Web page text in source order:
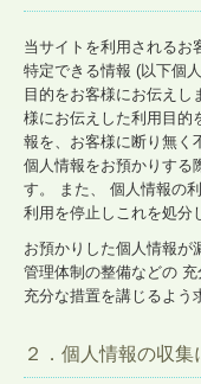
施工事例
イベント・
よくある質
お問合わせ
当サイトを利用されるお
特定できる情報 (以下個
目的をお客様にお伝えし
様にお伝えした利用目的
報を、お客様に断り無く
個人情報をお預かりする
す。 また、 個人情報の
利用を停止しこれを処分
お預かりした個人情報が
管理体制の整備などの
充分な措置を講じるよう
２．個人情報の収集